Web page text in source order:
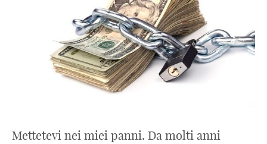
Mettetevi nei miei panni. Da molti anni